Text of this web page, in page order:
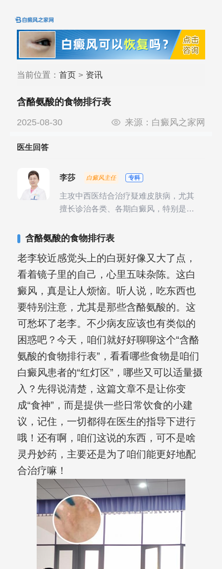
当前位置： 首页> 资讯
含酪氨酸的食物排行表
2025-08-30 来源： 白癜风之家网
医生回答
李莎 白癜风主任 专科
主攻中西医结合治疗疑难皮肤病，尤其
擅长诊治各类、各期白癜风，特别是对
复发期;临床运用中医的辨证施治，理法
含酪氨酸的食物排行表
老李较近感觉头上的白斑好像又大了点，
看着镜子里的自己，心里五味杂陈。这白
癜风，真是让人烦恼。听人说，吃东西也
要特别注意，尤其是那些含酪氨酸的。这
可愁坏了老李。不少病友应该也有类似的
困惑吧？今天，咱们就好好聊聊这个“含酪
氨酸的食物排行表”，看看哪些食物是咱们
白癜风患者的“红灯区”，哪些又可以适量摄
入？先得说清楚，这篇文章不是让你变
成“食神”，而是提供一些日常饮食的小建
议，记住，一切都得在医生的指导下进行
哦！还有啊，咱们这说的东西，可不是啥
灵丹妙药，主要还是为了咱们能更好地配
合治疗嘛！